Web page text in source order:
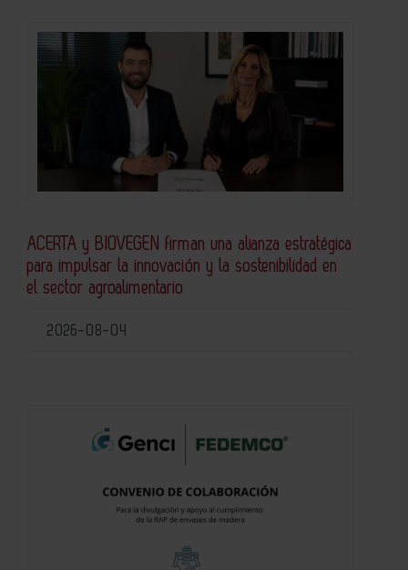
ACERTA y BIOVEGEN firman una alianza estratégica
para impulsar la innovación y la sostenibilidad en
el sector agroalimentario
2026-08-04